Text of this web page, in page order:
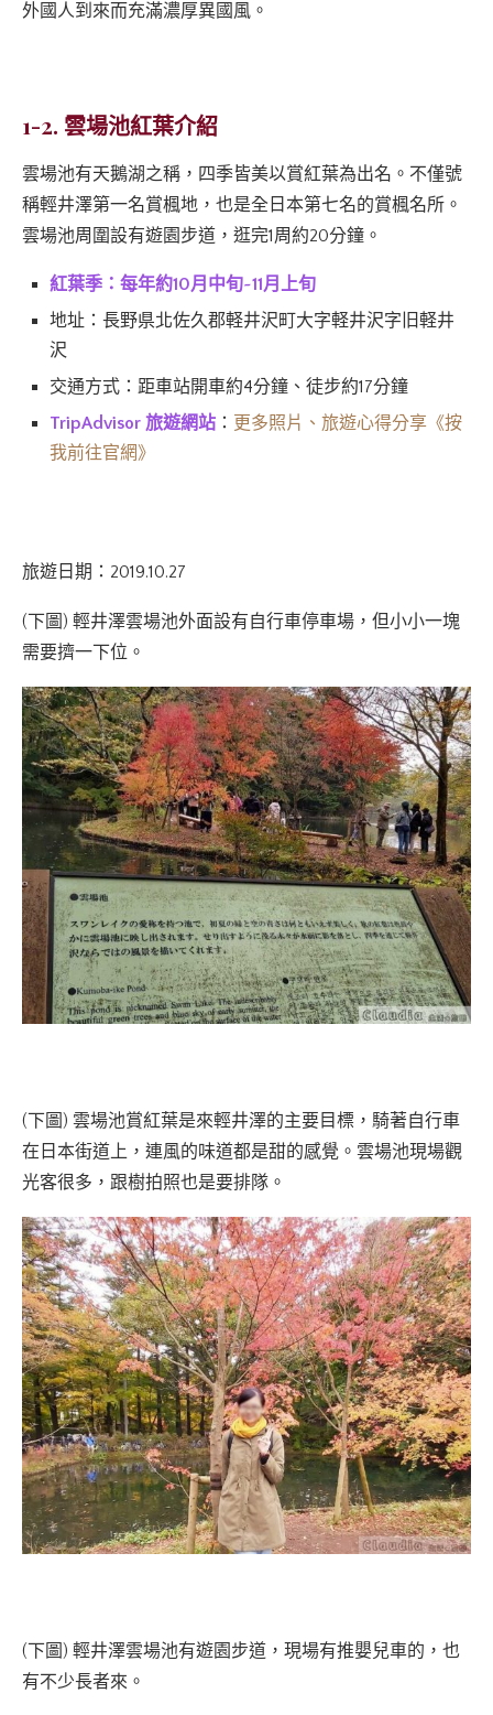
外國人到來而充滿濃厚異國風。
1-2. 雲場池紅葉介紹
雲場池有天鵝湖之稱，四季皆美以賞紅葉為出名。不僅號
稱輕井澤第一名賞楓地，也是全日本第七名的賞楓名所。
雲場池周圍設有遊園步道，逛完1周約20分鐘。
紅葉季：每年約10月中旬~11月上旬
地址：長野県北佐久郡軽井沢町大字軽井沢字旧軽井
沢
交通方式：距車站開車約4分鐘、徒步約17分鐘
TripAdvisor 旅遊網站 ： 更多照片、旅遊心得分享《按
我前往官網》
旅遊日期：2019.10.27
(下圖) 輕井澤雲場池外面設有自行車停車場，但小小一塊
需要擠一下位。
(下圖) 雲場池賞紅葉是來輕井澤的主要目標，騎著自行車
在日本街道上，連風的味道都是甜的感覺。雲場池現場觀
光客很多，跟樹拍照也是要排隊。
(下圖) 輕井澤雲場池有遊園步道，現場有推嬰兒車的，也
有不少長者來。